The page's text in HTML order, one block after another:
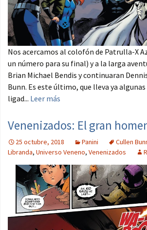
Nos acercamos al colofón de Patrulla-X
un número para su final) y a la larga
Brian Michael Bendis y continuaran
Bunn. Es este último, que lleva ya
ligad... Leer más
Venenizados: El gran
25 octubre, 2018 Panini Cullen
Libranda, Universo Veneno, Venenizados